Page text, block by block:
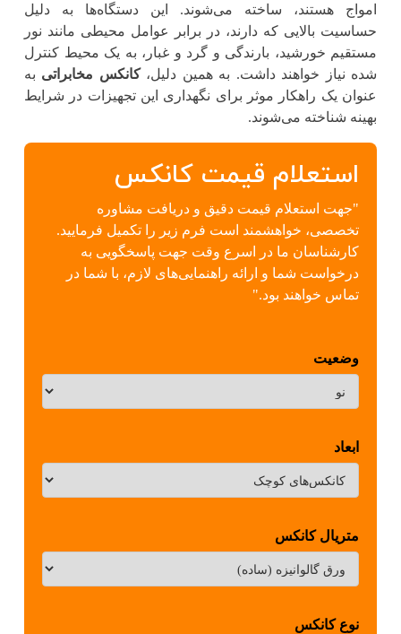
امواج هستند، ساخته می‌شوند. این دستگاه‌ها به‌ دلیل
حساسیت بالایی که دارند، در برابر عوامل محیطی مانند نور
مستقیم خورشید، بارندگی و گرد و غبار، به یک محیط کنترل‌
شده نیاز خواهند داشت. به همین دلیل،کانکس‌ مخابراتی به‌
عنوان یک راهکار موثر برای نگهداری این تجهیزات در شرایط
بهینه شناخته می‌شوند.
استعلام قیمت کانکس
"جهت استعلام قیمت دقیق و دریافت مشاوره
تخصصی، خواهشمند است فرم زیر را تکمیل فرمایید.
کارشناسان ما در اسرع وقت جهت پاسخگویی به
درخواست شما و ارائه راهنمایی‌های لازم، با شما در
تماس خواهند بود."
وضعیت
ابعاد
متریال کانکس
نوع کانکس